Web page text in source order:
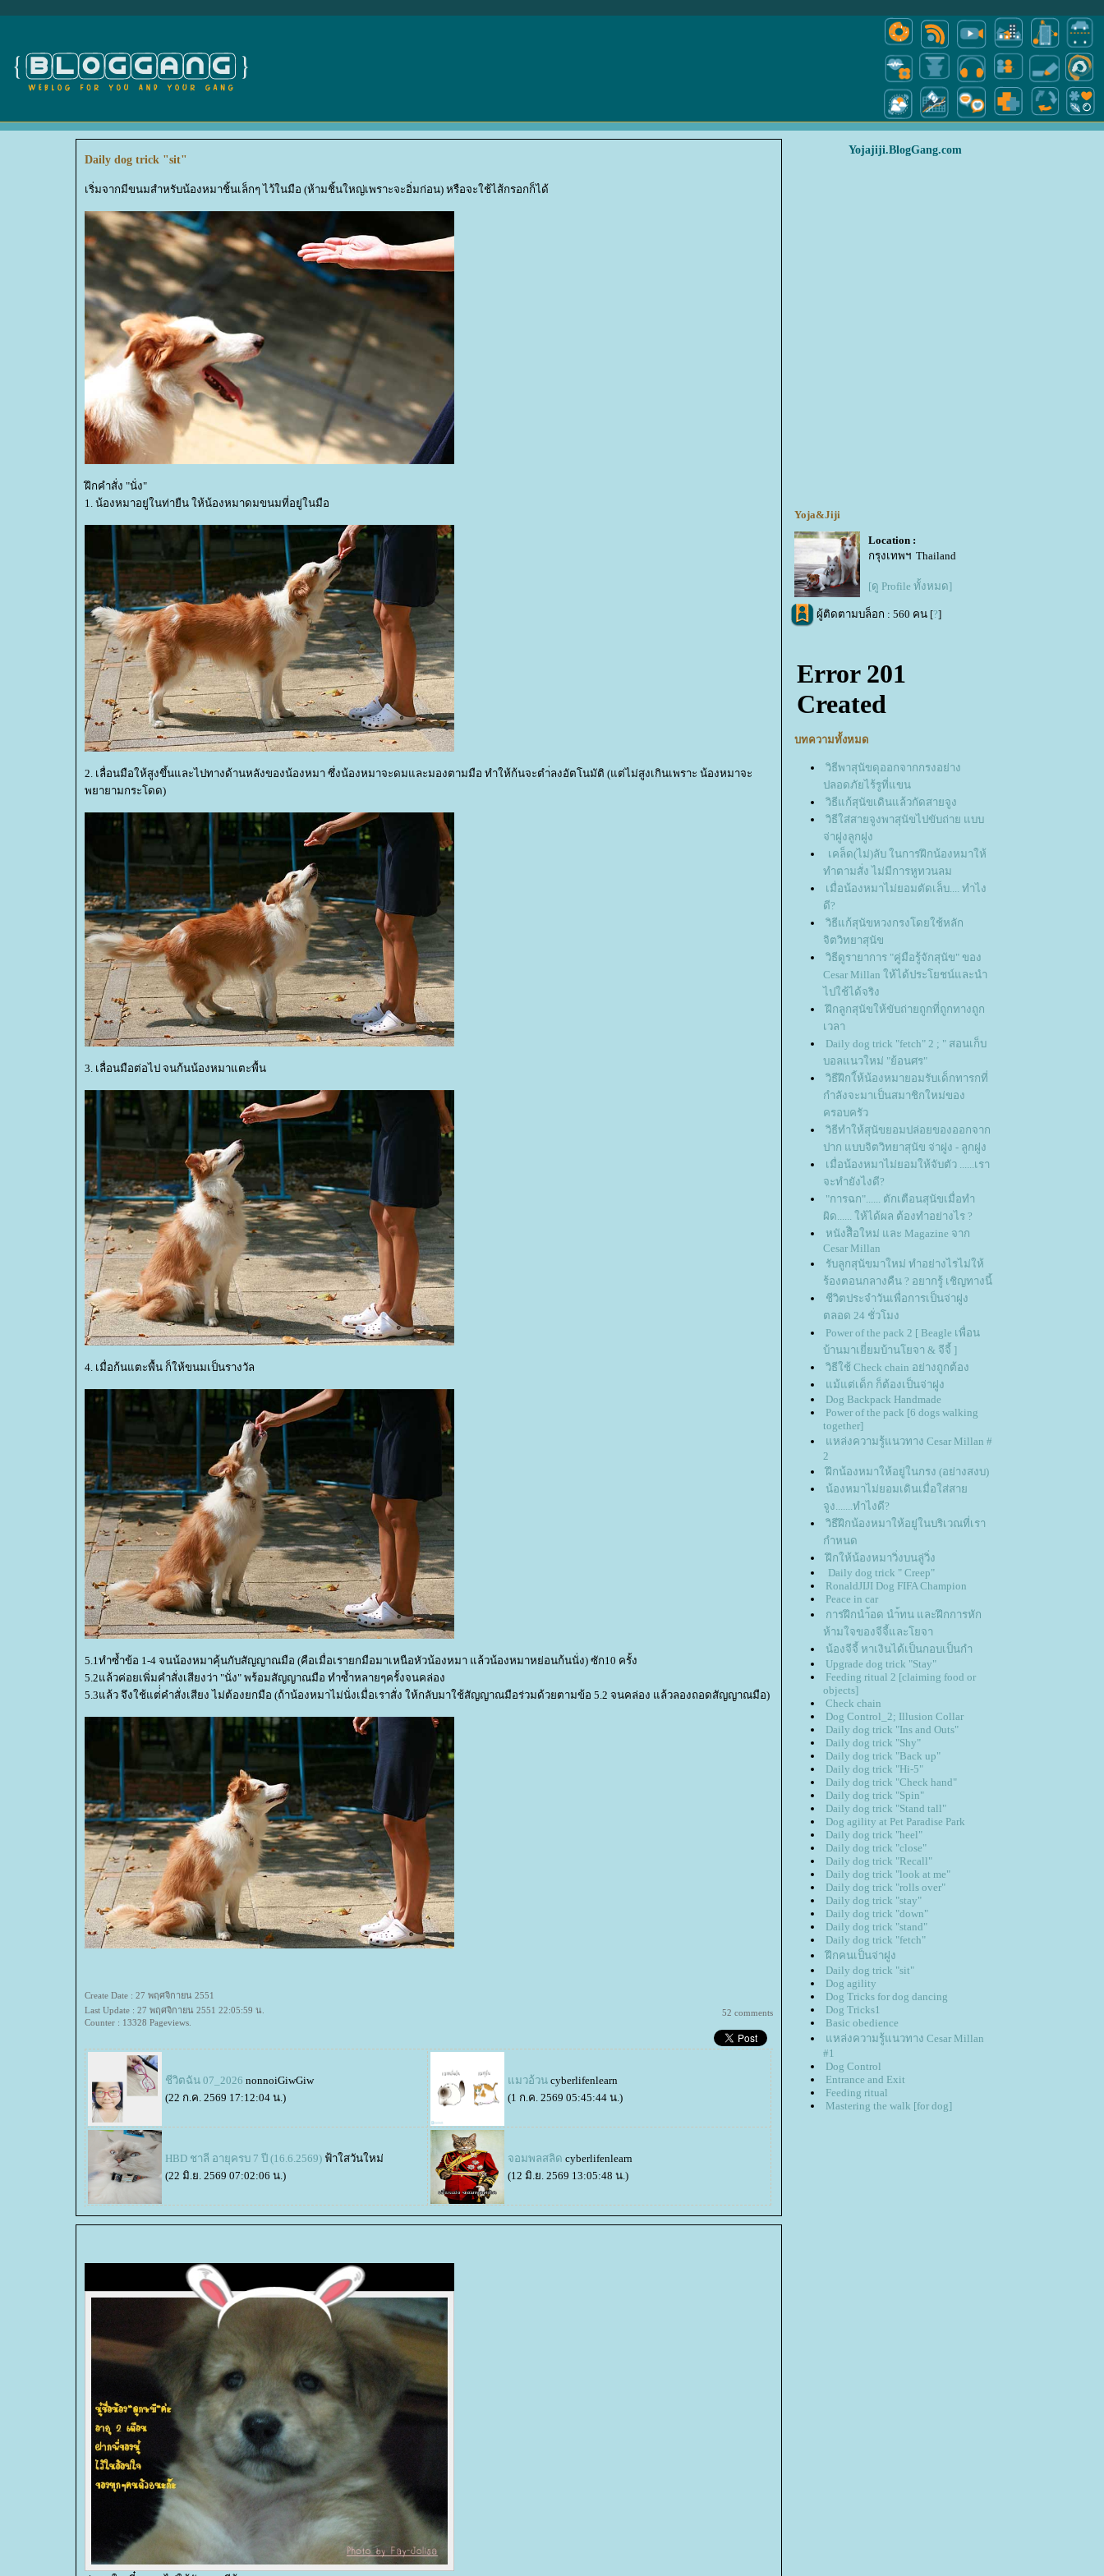
Daily dog trick "sit"
เริ่มจากมีขนมสำหรับน้องหมาชิ้นเล็กๆ ไว้ในมือ (ห้ามชิ้นใหญ่เพราะจะอิ่มก่อน) หรือจะใช้ไส้กรอกก็ได้
ฝึกคำสั่ง "นั่ง"
1. น้องหมาอยู่ในท่ายืน ให้น้องหมาดมขนมที่อยู่ในมือ
2. เลื่อนมือให้สูงขึ้นและไปทางด้านหลังของน้องหมา ซึ่งน้องหมาจะดมและมองตามมือ ทำให้ก้นจะตำ่ลงอัตโนมัติ (แต่ไม่สูงเกินเพราะ น้องหมาจะ
พยายามกระโดด)
3. เลื่อนมือต่อไป จนก้นน้องหมาแตะพื้น
4. เมื่อก้นแตะพื้น ก็ให้ขนมเป็นรางวัล
5.1ทำซ้ำข้อ 1-4 จนน้องหมาคุ้นกับสัญญาณมือ (คือเมื่อเรายกมือมาเหนือหัวน้องหมา แล้วน้องหมาหย่อนก้นนั่ง) ซัก10 ครั้ง
5.2แล้วค่อยเพิ่มคำสั่งเสียงว่า "นั่ง" พร้อมสัญญาณมือ ทำซ้ำหลายๆครั้งจนคล่อง
5.3แล้ว จึงใช้แต่่่คำสั่งเสียง ไม่ต้องยกมือ (ถ้าน้องหมาไม่นั่งเมื่อเราสั่ง ให้กลับมาใช้สัญญาณมือร่วมด้วยตามข้อ 5.2 จนคล่อง แล้วลองถอดสัญญาณมือ)
Create Date : 27 พฤศจิกายน 2551
Last Update : 27 พฤศจิกายน 2551 22:05:59 น.
Counter : 13328 Pageviews.
52 comments
ชีวิตฉัน 07_2026 nonnoiGiwGiw
(22 ก.ค. 2569 17:12:04 น.)
มวอ้วน cyberlifenlearn
(1 ก.ค. 2569 05:45:44 น.)
HBD ชาลี อายุครบ 7 ปี (16.6.2569) ฟ้าใสวันใหม่
(22 มิ.ย. 2569 07:02:06 น.)
จอมพลสลิด cyberlifenlearn
(12 มิ.ย. 2569 13:05:48 น.)
Yojajiji.BlogGang.com
Yoja&Jiji
Location :
กรุงเทพฯ Thailand
[ดู Profile ทั้งหมด]
ผู้ติดตามบล็อก : 560 คน [?]
บทความทั้งหมด
วิธีพาสุนัขดุออกจากกรงอย่าง
ปลอดภัยไร้รูที่แขน
วิธีแก้สุนัขเดินแล้วกัดสายจูง
วิธีใส่สายจูงพาสุนัขไปขับถ่าย แบบ
จ่าฝูงลูกฝูง
เคล็ด(ไม่)ลับ ในการฝึกน้องหมาให้
ทำตามสั่ง ไม่มีการหูทวนลม
เมื่อน้องหมาไม่ยอมตัดเล็บ.... ทำไง
ดี?
วิธีแก้สุนัขหวงกรงโดยใช้หลัก
จิตวิทยาสุนัข
วิธีดูรายาการ "คู่มือรู้จักสุนัข" ของ
Cesar Millan ให้ได้ประโยชน์และนำ
ไปใช้ได้จริง
ฝึกลูกสุนัขให้ขับถ่ายถูกที่ถูกทางถูก
เวลา
Daily dog trick "fetch" 2 ; " สอนเก็บ
บอลแนวใหม่ "ย้อนศร"
วิธีฝึกใ้ห้น้องหมายอมรับเด็กทารกที่
กำลังจะมาเป็นสมาชิกใหม่ของ
ครอบครัว
วิธีทำให้สุนัขยอมปล่อยของออกจาก
ปาก แบบจิตวิทยาสุนัข จ่าฝูง - ลูกฝูง
เมื่อน้องหมาไม่ยอมให้จับตัว ......เรา
จะทำยังไงดี?
"การฉก"...... ตักเตือนสุนัขเมื่อทำ
ผิด...... ให้ได้ผล ต้องทำอย่างไร ?
หนังสืิอใหม่ และ Magazine จาก
Cesar Millan
รับลูกสุนัขมาใหม่ ทำอย่างไรไม่ให้
ร้องตอนกลางคืน ? อยากรู้ เชิญทางนี้
ชีวิตประจำวันเพื่อการเป็นจ่าฝูง
ตลอด 24 ชั่วโมง
Power of the pack 2 [ Beagle เพื่อน
บ้านมาเยี่ยมบ้านโยจา & จีจี้ ]
วิธีใช้ Check chain อย่างถูกต้อง
ม้แต่เด็ก ก็ต้องเป็นจ่าฝูง
Dog Backpack Handmade
Power of the pack [6 dogs walking
together]
หล่งความรู้แนวทาง Cesar Millan #
2
ฝึกน้องหมาให้อยู่ในกรง (อย่างสงบ)
น้องหมาไม่ยอมเดินเมื่อใส่สา
จูง.......ทำไงดี?
วิธีฝึกน้องหมาให้อยู่ในบริเวณที่เรา
กำหนด
ฝึกให้น้องหมาวิ่งบนลู่วิ่ง
Daily dog trick " Creep"
RonaldJIJI Dog FIFA Champion
Peace in car
การฝึกนำ้อด นำ้ทน และฝึกการหัก
ห้ามใจของจีจี้และโยจา
น้องจีจี้ หาเงินได้เป็นกอบเป็นกำ
Upgrade dog trick "Stay"
Feeding ritual 2 [claiming food or
objects]
Check chain
Dog Control_2; Illusion Collar
Daily dog trick "Ins and Outs"
Daily dog trick "Shy"
Daily dog trick "Back up"
Daily dog trick "Hi-5"
Daily dog trick "Check hand"
Daily dog trick "Spin"
Daily dog trick "Stand tall"
Dog agility at Pet Paradise Park
Daily dog trick "heel"
Daily dog trick "close"
Daily dog trick "Recall"
Daily dog trick "look at me"
Daily dog trick "rolls over"
Daily dog trick "stay"
Daily dog trick "down"
Daily dog trick "stand"
Daily dog trick "fetch"
ฝึกคนเป็นจ่าฝูง
Daily dog trick "sit"
Dog agility
Dog Tricks for dog dancing
Dog Tricks1
Basic obedience
หล่งความรู้แนวทาง Cesar Millan
#1
Dog Control
Entrance and Exit
Feeding ritual
Mastering the walk [for dog]